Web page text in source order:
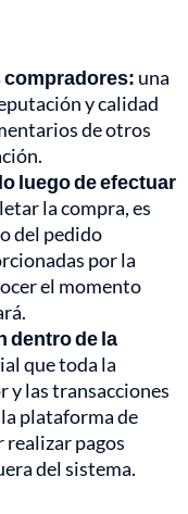
compradores: una
y calidad
de otros
luego de efectuar
la compra, es
del pedido
por la
el momento
dentro de la
que toda la
y las transacciones
plataforma de
realizar pagos
del sistema.